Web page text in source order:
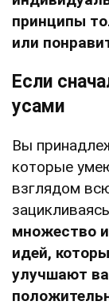
принципы
или
Если
усами
Вы
которые
взглядом
множество
идей,
улучшают